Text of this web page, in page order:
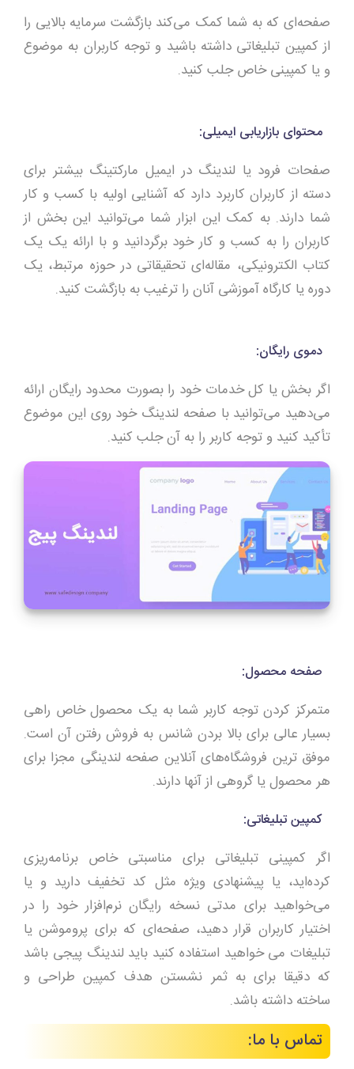
صفحه‌ای که به شما کمک می‌کند بازگشت سرمایه بالایی را
از کمپین تبلیغاتی داشته باشید و توجه کاربران به موضوع
و یا کمپینی خاص جلب کنید.
محتوای بازاریابی ایمیلی:
صفحات فرود یا لندینگ در ایمیل مارکتینگ بیشتر برای
دسته از کاربران کاربرد دارد که آشنایی اولیه با کسب و کار
شما دارند. به کمک این ابزار شما می‌توانید این بخش از
کاربران را به کسب و کار خود برگردانید و با ارائه یک یک
کتاب الکترونیکی، مقاله‌ای تحقیقاتی در حوزه مرتبط، یک
دوره یا کارگاه آموزشی آنان را ترغیب به بازگشت کنید.
دموی رایگان:
اگر بخش یا کل خدمات خود را بصورت محدود رایگان ارائه
می‌دهید می‌توانید با صفحه لندینگ خود روی این موضوع
تأکید کنید و توجه کاربر را به آن جلب کنید.
صفحه محصول:
متمرکز کردن توجه کاربر شما به یک محصول خاص راهی
بسیار عالی برای بالا بردن شانس به فروش رفتن آن است.
موفق ترین فروشگاه‌های آنلاین صفحه لندینگی مجزا برای
هر محصول یا گروهی از آنها دارند.
کمپین تبلیغاتی:
اگر کمپینی تبلیغاتی برای مناسبتی خاص برنامه‌ریزی
کرده‌اید، یا پیشنهادی ویژه مثل کد تخفیف دارید و یا
می‌خواهید برای مدتی نسخه رایگان نرم‌افزار خود را در
اختیار کاربران قرار دهید، صفحه‌ای که برای پروموشن یا
تبلیغات می خواهید استفاده کنید باید لندینگ پیجی باشد
که دقیقا برای به ثمر نشستن هدف کمپین طراحی و
ساخته داشته باشد.
تماس با ما: